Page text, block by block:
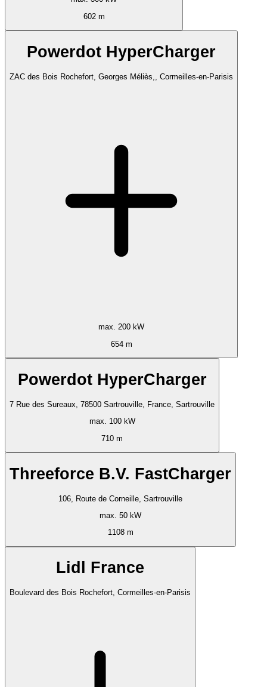
602 m
Powerdot HyperCharger
ZAC des Bois Rochefort, Georges Méliès,, Cormeilles-en-Parisis
max. 200 kW
654 m
Powerdot HyperCharger
7 Rue des Sureaux, 78500 Sartrouville, France, Sartrouville
max. 100 kW
710 m
Threeforce B.V. FastCharger
106, Route de Corneille, Sartrouville
max. 50 kW
1108 m
Lidl France
Boulevard des Bois Rochefort, Cormeilles-en-Parisis